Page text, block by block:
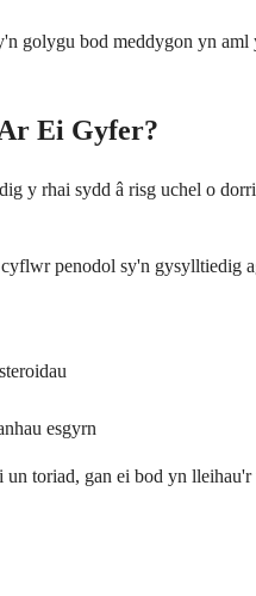
golygu bod meddygon yn
Ei Gyfer?
y rhai sydd â risg uchel o
penodol sy'n gysylltiedig
esgyrn
toriad, gan ei bod yn